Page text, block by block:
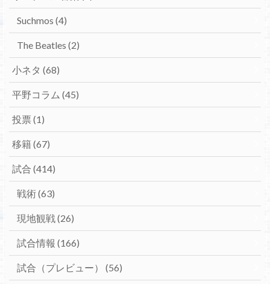
Suchmos (4)
The Beatles (2)
小ネタ (68)
平野コラム (45)
投票 (1)
移籍(67)
試合 (414)
戦術(63)
現地観戦(26)
試合情報 (166)
試合（プレビュー） (56)